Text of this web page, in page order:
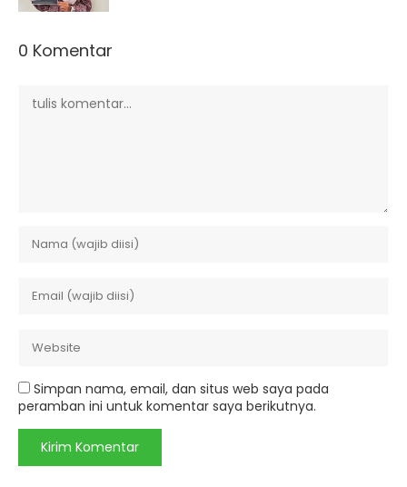
0 Komentar
Simpan nama, email, dan situs web saya pada
peramban ini untuk komentar saya berikutnya.